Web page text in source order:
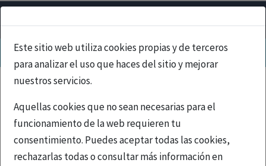
Este sitio web utiliza cookies propias y de terceros
para analizar el uso que haces del sitio y mejorar
nuestros servicios.
Aquellas cookies que no sean necesarias para el
funcionamiento de la web requieren tu
consentimiento. Puedes aceptar todas las cookies,
rechazarlas todas o consultar más información en